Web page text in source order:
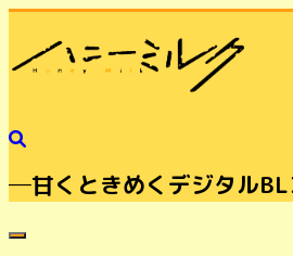
─甘くときめくデジタル
toggle navigation